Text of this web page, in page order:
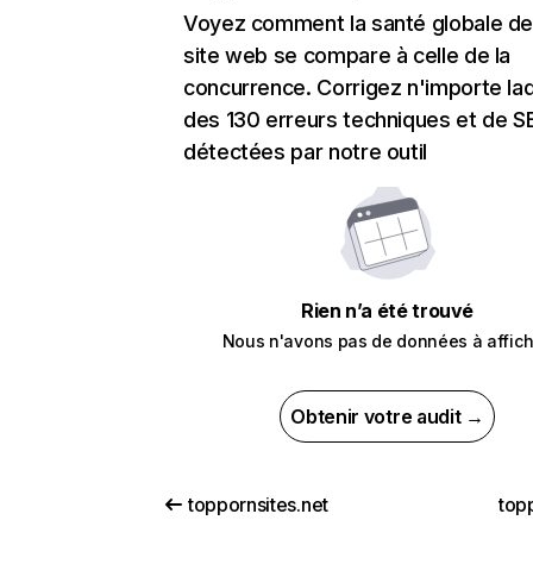
Voyez comment la santé globale
site web se compare à celle de la
concurrence. Corrigez n'importe
des 130 erreurs techniques et de
détectées par notre outil
Rien n’a été trouvé
Nous n'avons pas de données à
Obtenir votre audit →
toppornsites.net